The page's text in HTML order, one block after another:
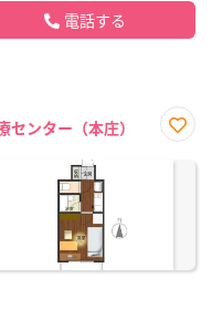
電話する
ンター（本庄）
に入